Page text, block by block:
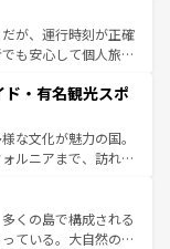
、新着の
てほしい。
優雅なアフタヌーン
国パブ、サッカー観
豊富。イギリスを旅
が、運行時刻が正確
も安心して個人旅行
らではのユニークな
く町歩きも満喫する
物価も高いが、旅行
り、うまく活用すれ
・有名観光スポ
な文化が魅力の国。
ルニアまで、訪れる
ング、エンターテイ
だ。一方、アメリカ
ャニオンやイエロー
くの島で構成される
ている。大自然の神